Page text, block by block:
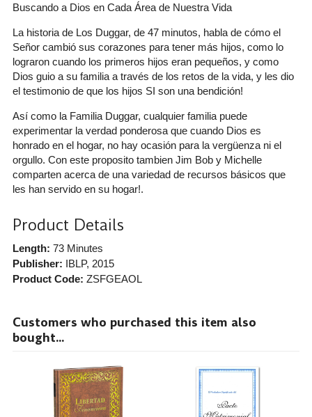
Buscando a Dios en Cada Área de Nuestra Vida
La historia de Los Duggar, de 47 minutos, habla de cómo el
Señor cambió sus corazones para tener más hijos, como lo
lograron cuando los primeros hijos eran pequeños, y como
Dios guio a su familia a través de los retos de la vida, y les dio
el testimonio de que los hijos SI son una bendición!
Así como la Familia Duggar, cualquier familia puede
experimentar la verdad ponderosa que cuando Dios es
honrado en el hogar, no hay ocasión para la vergüenza ni el
orgullo. Con este proposito tambien Jim Bob y Michelle
comparten acerca de una variedad de recursos básicos que
les han servido en su hogar!.
Product Details
Length: 73 Minutes
Publisher: IBLP, 2015
Product Code: ZSFGEAOL
Customers who purchased this item also
bought...